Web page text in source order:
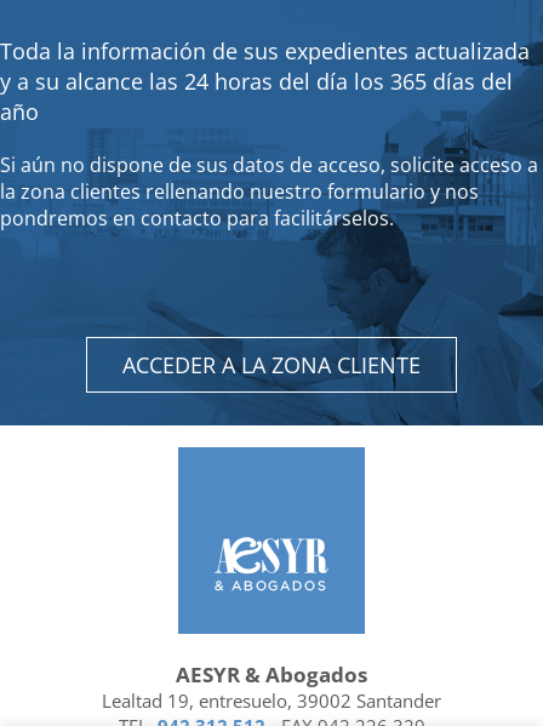
Toda la información de sus expedientes actualizada
y a su alcance las 24 horas del día los 365 días del
año
Si aún no dispone de sus datos de acceso, solicite acceso a
la zona clientes rellenando nuestro formulario y nos
pondremos en contacto para facilitárselos.
ACCEDER A LA ZONA CLIENTE
AESYR & Abogados
Lealtad 19, entresuelo, 39002 Santander